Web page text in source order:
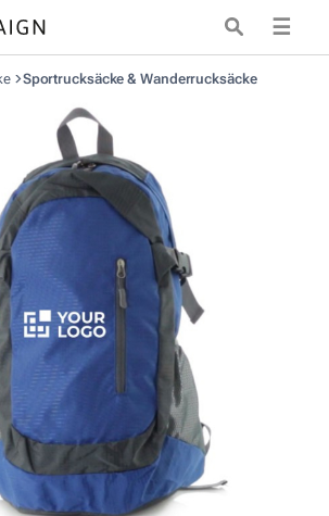
☰
Sportrucksäcke & Wanderrucksäcke